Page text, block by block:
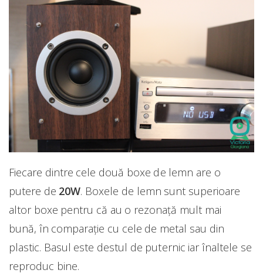
Fiecare dintre cele două boxe de lemn are o
putere de 20W. Boxele de lemn sunt superioare
altor boxe pentru că au o rezonață mult mai
bună, în comparație cu cele de metal sau din
plastic. Basul este destul de puternic iar înaltele se
reproduc bine.